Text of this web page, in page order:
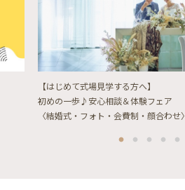
【はじめて式場見学する方へ】
初めの一歩♪安心相談＆体験フェア
〈結婚式・フォト・会費制・顔合わせ〉